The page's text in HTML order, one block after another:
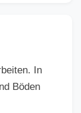
In
Böden